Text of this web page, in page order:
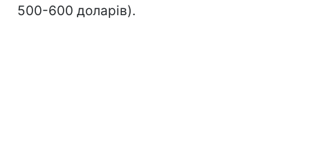
500-600 доларів).